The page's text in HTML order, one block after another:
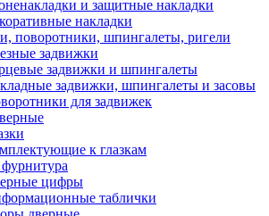
и защитные накладки
накладки
поворотники, шпингалеты, ригели
задвижки
задвижки и шпингалеты
задвижки, шпингалеты и засовы
для задвижек
к глазкам
цифры
таблички